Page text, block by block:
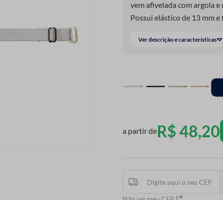
vem afivelada com argola
Possui elástico de 13 mm
Ver descrição e características
a partir deR$48,20